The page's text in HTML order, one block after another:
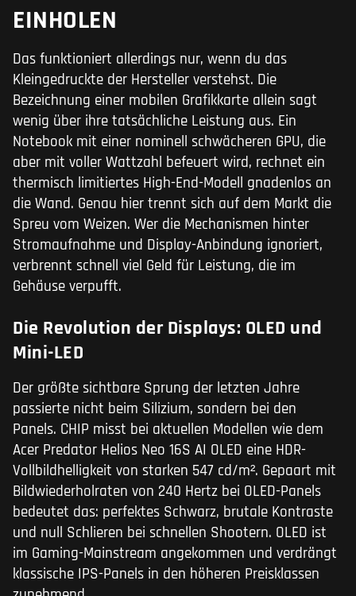
EINHOLEN
Das funktioniert allerdings nur, wenn du das
Kleingedruckte der Hersteller verstehst. Die
Bezeichnung einer mobilen Grafikkarte allein sagt
wenig über ihre tatsächliche Leistung aus. Ein
Notebook mit einer nominell schwächeren GPU, die
aber mit voller Wattzahl befeuert wird, rechnet ein
thermisch limitiertes High-End-Modell gnadenlos an
die Wand. Genau hier trennt sich auf dem Markt die
Spreu vom Weizen. Wer die Mechanismen hinter
Stromaufnahme und Display-Anbindung ignoriert,
verbrennt schnell viel Geld für Leistung, die im
Gehäuse verpufft.
Die Revolution der Displays: OLED und
Mini-LED
Der größte sichtbare Sprung der letzten Jahre
passierte nicht beim Silizium, sondern bei den
Panels. CHIP misst bei aktuellen Modellen wie dem
Acer Predator Helios Neo 16S AI OLED eine HDR-
Vollbildhelligkeit von starken 547 cd/m². Gepaart mit
Bildwiederholraten von 240 Hertz bei OLED-Panels
bedeutet das: perfektes Schwarz, brutale Kontraste
und null Schlieren bei schnellen Shootern. OLED ist
im Gaming-Mainstream angekommen und verdrängt
klassische IPS-Panels in den höheren Preisklassen